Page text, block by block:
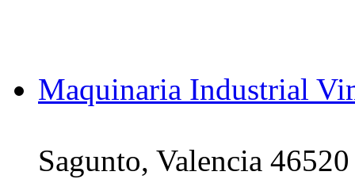
Maquinaria Industrial
Sagunto, Valencia 46520